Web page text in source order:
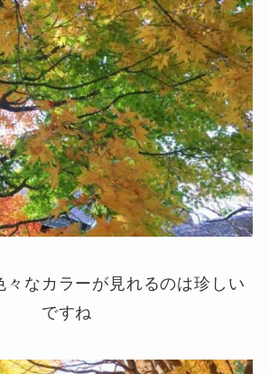
々なカラーが見れるのは珍しい
ですね